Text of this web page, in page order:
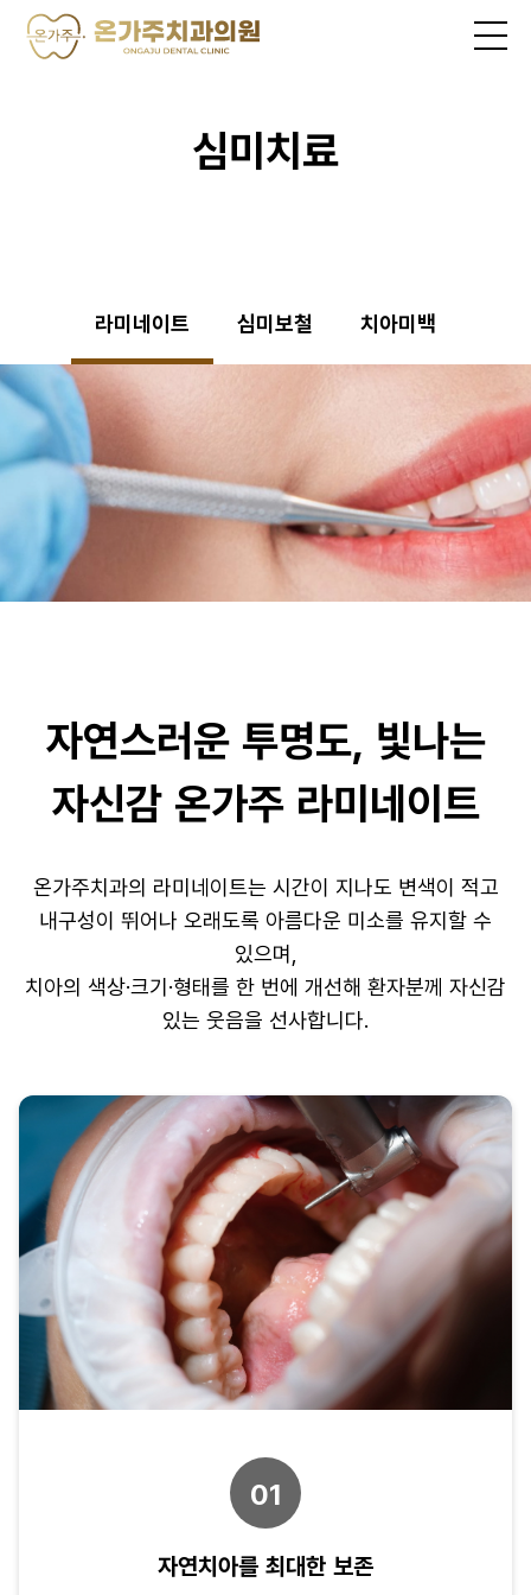
심미치료
라미네이트 심미보철 치아미백
자연스러운 투명도, 빛나는
자신감 온가주 라미네이트
온가주치과의 라미네이트는 시간이 지나도 변색이 적고
내구성이 뛰어나 오래도록 아름다운 미소를 유지할 수
있으며,
치아의 색상·크기·형태를 한 번에 개선해 환자분께 자신감
있는 웃음을 선사합니다.
01
자연치아를 최대한 보존